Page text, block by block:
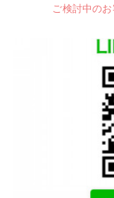
ご検討中の